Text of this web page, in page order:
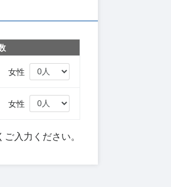
女性
女性
入力ください。